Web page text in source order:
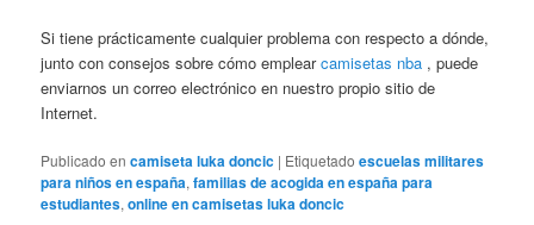
Si tiene prácticamente cualquier problema con respecto a dónde,
junto con consejos sobre cómo emplearcamisetas nba , puede
enviarnos un correo electrónico en nuestro propio sitio de
Internet.
Publicado en camiseta luka doncic | Etiquetado escuelas militares
para niños en españa,familias de acogida en españa para
estudiantes,online en camisetas luka doncic